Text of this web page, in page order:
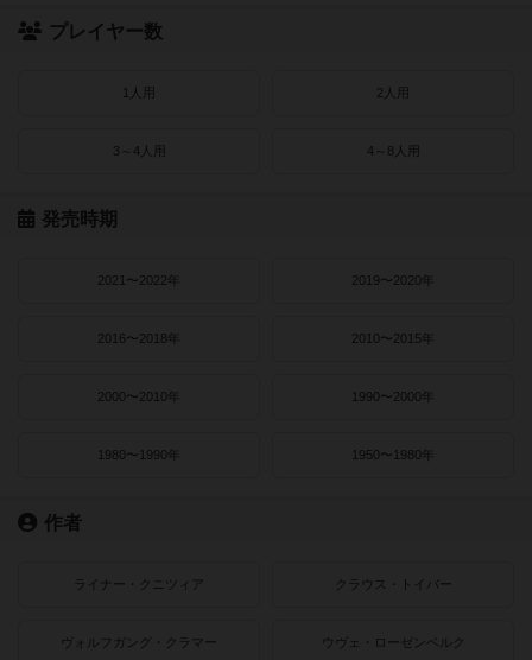
プレイヤー数
1人用 2人用
3～4人用 4～8人用
発売時期
2021〜2022年 2019〜2020年
2016〜2018年 2010〜2015年
2000〜2010年 1990〜2000年
1980〜1990年 1950〜1980年
作者
ライナー・クニツィア クラウス・トイバー
ヴォルフガング・クラマー ウヴェ・ローゼンベルク